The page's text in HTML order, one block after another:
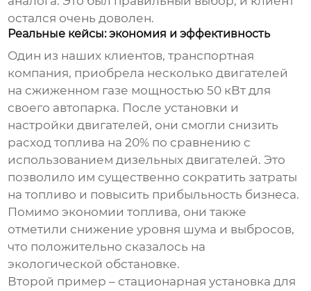
остался очень доволен.
Реальные кейсы: экономия и эффективность
Один из наших клиентов, транспортная
компания, приобрела несколько двигателей
на сжиженном газе мощностью 50 кВт для
своего автопарка. После установки и
настройки двигателей, они смогли снизить
расход топлива на 20% по сравнению с
использованием дизельных двигателей. Это
позволило им существенно сократить затраты
на топливо и повысить прибыльность бизнеса.
Помимо экономии топлива, они также
отметили снижение уровня шума и выбросов,
что положительно сказалось на
экологической обстановке.
Второй пример – стационарная установка для